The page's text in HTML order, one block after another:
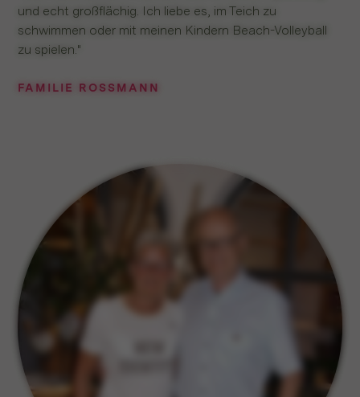
und echt großflächig. Ich liebe es, im Teich zu
schwimmen oder mit meinen Kindern Beach-Volleyball
zu spielen."
FAMILIE ROSSMANN